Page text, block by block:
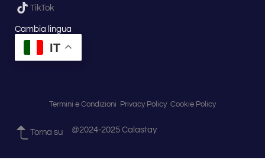
TikTok
Cambia lingua
IT
Termini e Condizioni Privacy Policy Cookie Policy
Torna su @2024-2025 Calastay